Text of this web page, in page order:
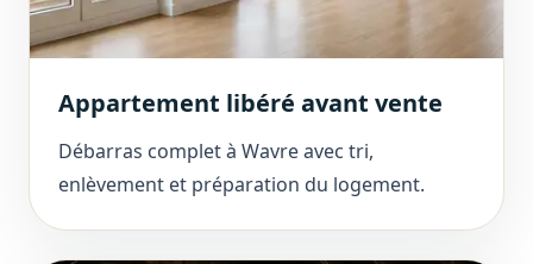
Appartement libéré avant vente
Débarras complet à Wavre avec tri,
enlèvement et préparation du logement.